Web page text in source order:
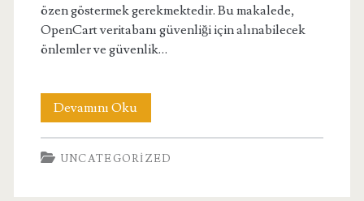
özen göstermek gerekmektedir. Bu makalede,
OpenCart veritabanı güvenliği için alınabilecek
önlemler ve güvenlik…
Devamını OkuOpenCart
Veritabanı
Güvenliği
UNCATEGORIZED